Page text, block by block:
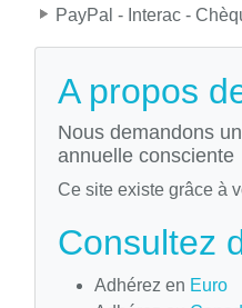
PayPal - Interac -
A propos
Nous demandons
annuelle consciente
Ce site existe grâce à
Consultez
Adhérez en Euro